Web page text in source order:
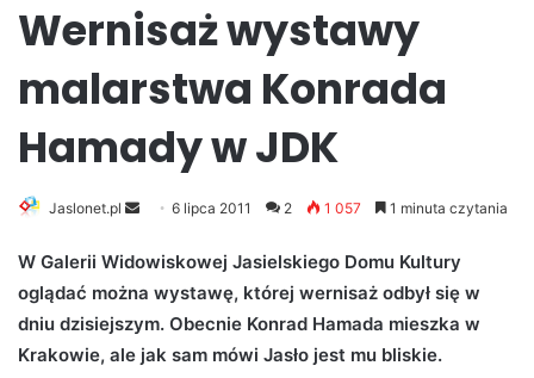
Wernisaż wystawy
malarstwa Konrada
Hamady w JDK
Jaslonet.pl
n
d
a
n
6 lipca 2011 2 1 057 1 minuta czytania
W Galerii Widowiskowej Jasielskiego Domu Kultury
oglądać można wystawę, której wernisaż odbył się w
dniu dzisiejszym. Obecnie Konrad Hamada mieszka w
Krakowie, ale jak sam mówi Jasło jest mu bliskie.